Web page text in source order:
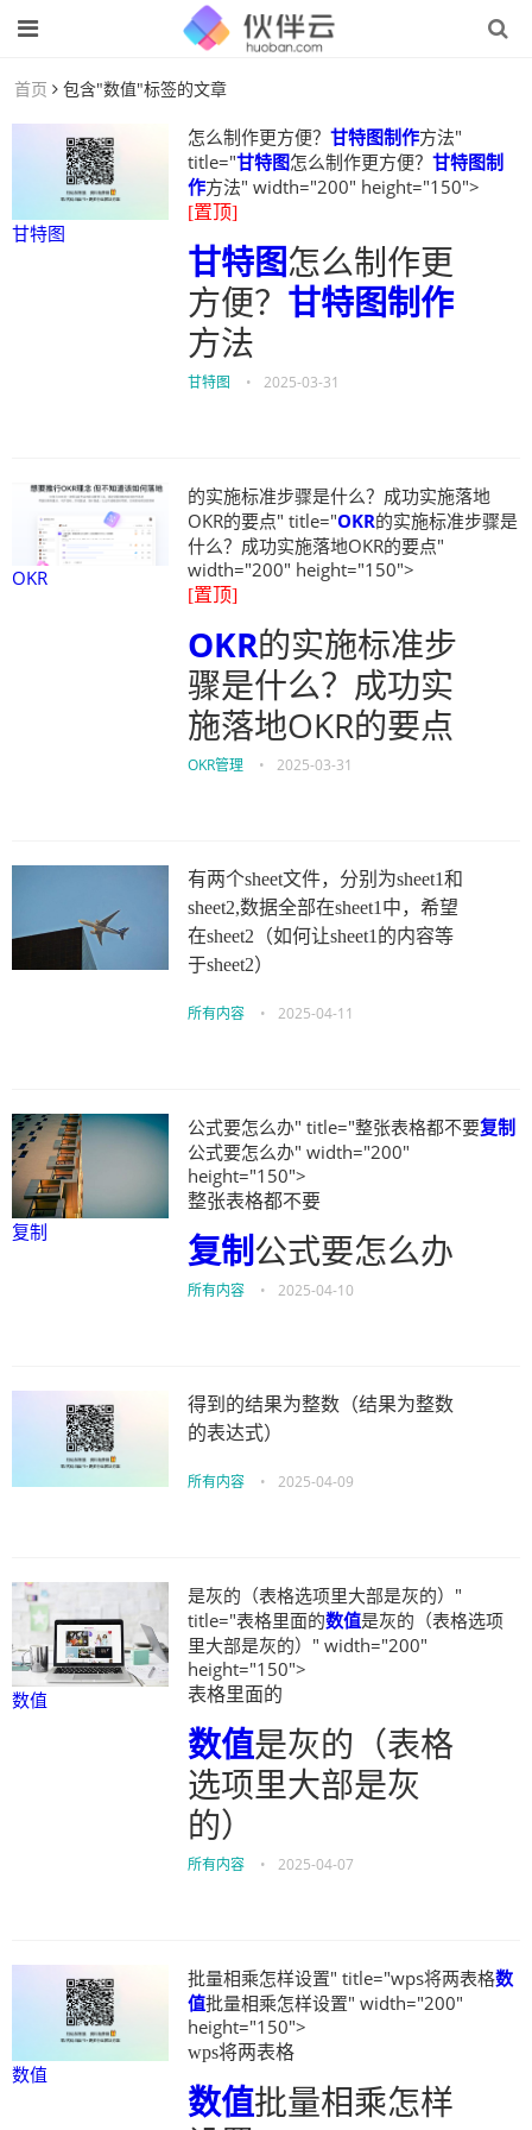
首页 包含"数值"标签的文章
甘特图
怎么制作更方便？ 甘特图制作方法"
title="甘特图怎么制作更方便？ 甘特图制
作方法" width="200" height="150">
[置顶]
甘特图怎么制作更
方便？ 甘特图制作
方法
甘特图 • 2025-03-31
OKR
的实施标准步骤是什么？成功实施落地
OKR的要点" title="OKR的实施标准步骤是
什么？成功实施落地OKR的要点"
width="200" height="150">
[置顶]
OKR的实施标准步
骤是什么？成功实
施落地OKR的要点
OKR管理 • 2025-03-31
有两个sheet文件，分别为sheet1和
sheet2,数据全部在sheet1中，希望
在sheet2（如何让sheet1的内容等
于sheet2）
所有内容 • 2025-04-11
复制
公式要怎么办" title="整张表格都不要复制
公式要怎么办" width="200"
height="150">
整张表格都不要
复制公式要怎么办
所有内容 • 2025-04-10
得到的结果为整数（结果为整数
的表达式）
所有内容 • 2025-04-09
数值
是灰的（表格选项里大部是灰的）"
title="表格里面的数值是灰的（表格选项
里大部是灰的）" width="200"
height="150">
表格里面的
数值是灰的（表格
选项里大部是灰
的）
所有内容 • 2025-04-07
数值
批量相乘怎样设置" title="wps将两表格数
值批量相乘怎样设置" width="200"
height="150">
wps将两表格
数值批量相乘怎样